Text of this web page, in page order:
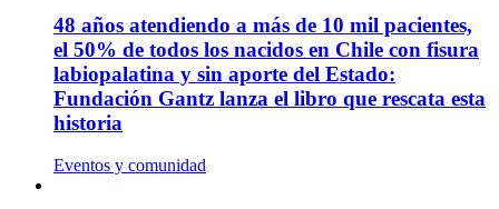
48 años atendiendo a más de 10 mil pacientes,
el 50% de todos los nacidos en Chile con fisura
labiopalatina y sin aporte del Estado:
Fundación Gantz lanza el libro que rescata esta
historia
Eventos y comunidad